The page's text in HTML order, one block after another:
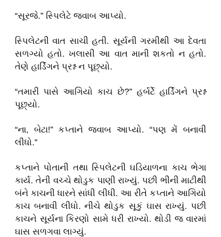
“સૂરજે.” સ્પિલેટે જવાબ આપ્યો.
સ્પિલેટની વાત સાચી હતી. સૂર્યની ગરમીથી આ દેવતા
સળગ્યો હતો. ખલાસી આ વાત માની શકતો ન હતો.
તેણે હાર્ડિંગને પ્રશ્ન ન પૂછ્યો.
“તમારી પાસે આગિયો કાચ છે?” હર્બર્ટે હાર્ડિંગને પ્રશ્ન
પૂછ્યો.
“ના, બેટા!”કપ્તાને જવાબ આપ્યો. “પણ મેં બનાવી
લીધો.”
કપ્તાને પોતાની તથા સ્પિલેટની ઘડિયાળના કાચ ભેગા
કાર્ય. તેની વચ્ચે થોડુક પાણી રાખ્યું. પછી ભીની માટીથી
બંને કાચની ધારને સાંધી લીધી. આ રીતે કપ્તાને આગિયો
કાચ બનાવી લીધો. નીચે થોડુક સૂકું ઘાસ રાખ્યું. પછી
કાચને સૂર્યના કિરણો સામે ધરી રાખ્યો. થોડી જ વારમાં
ઘાસ સળગવા લાગ્યું.